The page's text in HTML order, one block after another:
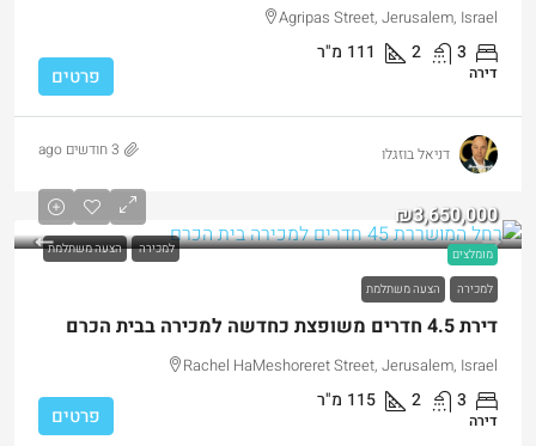
Agripas Street, Jerusalem, Israel
3
2
111 מ"ר
דירה פרטים
דניאל בוזגלו 3 חודשים ago
מומלצים למכירה הצעה משתלמת
₪3,650,000
למכירה הצעה משתלמת
דירת 4.5 חדרים משופצת כחדשה למכירה בבית הכרם
Rachel HaMeshoreret Street, Jerusalem, Israel
3
2
115 מ"ר
דירה פרטים